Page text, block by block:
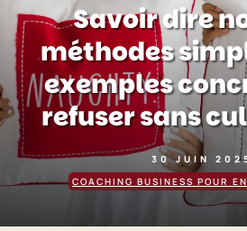
Savoir dire
méthodes
exemples
refuser sans
30 JUIN
COACHING BUSINESS POUR